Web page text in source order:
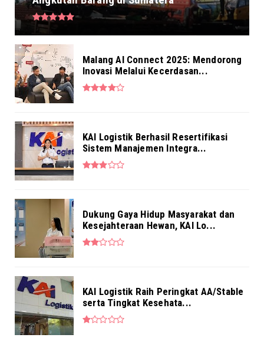
BRI Kantor Kas RS Mintoharjo Hadir Penuhi
Aug 04, 2026
NEWS
Pekerja BRI Region 6 Gelar Pengajian
Malang AI Connect 2025: Mendorong
Inovasi Melalui Kecerdasan...
KAI Logistik Berhasil Resertifikasi
Sistem Manajemen Integra...
Dukung Gaya Hidup Masyarakat dan
Kesejahteraan Hewan, KAI Lo...
KAI Logistik Raih Peringkat AA/Stable
serta Tingkat Kesehata...